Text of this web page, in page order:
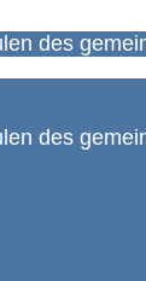
des
des